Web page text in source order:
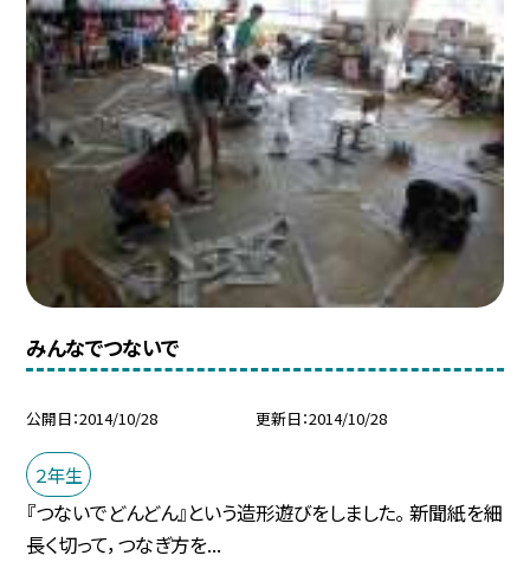
みんなでつないで
公開日 2014/10/28 更新日 2014/10/28
２年生
『つないでどんどん』という造形遊びをしました。 新聞紙を細
長く切って，つなぎ方を...